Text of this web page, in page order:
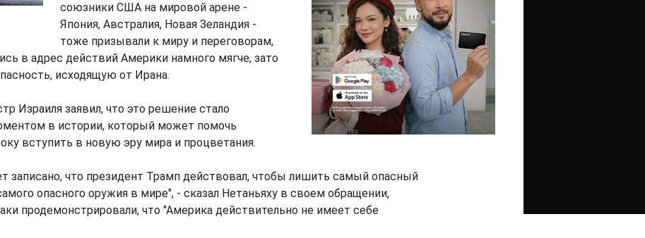
союзники США на мировой арене -
Япония, Австралия, Новая Зеландия -
тоже призывали к миру и переговорам,
в адрес действий Америки намного мягче, зато
исходящую от Ирана.
Израиля заявил, что это решение стало
в истории, который может помочь
вступить в новую эру мира и процветания.
записано, что президент Трамп действовал, чтобы лишить самый опасный
опасного оружия в мире", - сказал Нетаньяху в своем обращении,
продемонстрировали, что "Америка действительно не имеет себе